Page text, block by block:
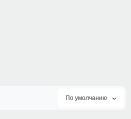
По умолчанию